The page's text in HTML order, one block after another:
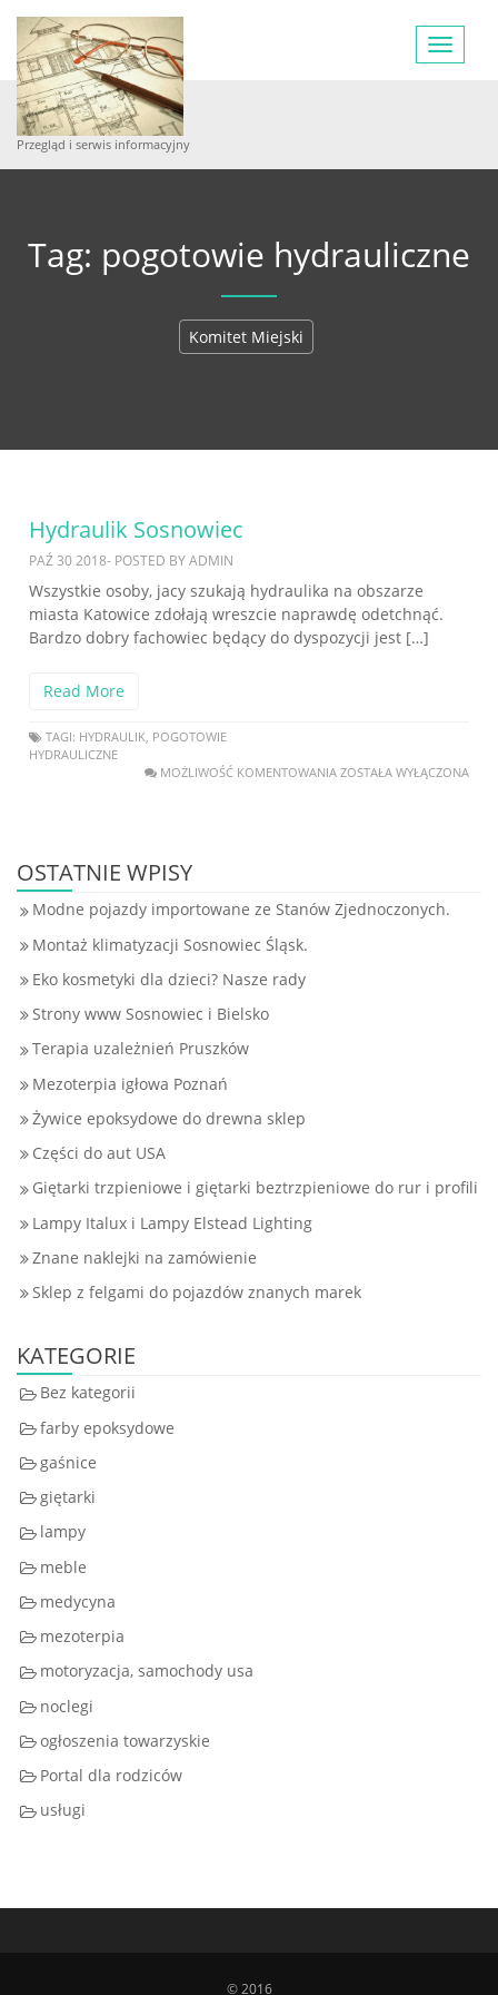
Przegląd i serwis informacyjny
Toggle
Tag: pogotowie hydrauliczne
Komitet Miejski
Hydraulik Sosnowiec
PAŹ 30 2018- POSTED BY ADMIN
Wszystkie osoby, jacy szukają hydraulika na obszarze
miasta Katowice zdołają wreszcie naprawdę odetchnąć.
Bardzo dobry fachowiec będący do dyspozycji jest […]
Read More
TAGI: HYDRAULIK, POGOTOWIE
HYDRAULICZNE
MOŻLIWOŚĆ KOMENTOWANIA ZOSTAŁA WYŁĄCZONA
OSTATNIE WPISY
Modne pojazdy importowane ze Stanów Zjednoczonych.
Montaż klimatyzacji Sosnowiec Śląsk.
Eko kosmetyki dla dzieci? Nasze rady
Strony www Sosnowiec i Bielsko
Terapia uzależnień Pruszków
Mezoterpia igłowa Poznań
Żywice epoksydowe do drewna sklep
Części do aut USA
Giętarki trzpieniowe i giętarki beztrzpieniowe do rur i profili
Lampy Italux i Lampy Elstead Lighting
Znane naklejki na zamówienie
Sklep z felgami do pojazdów znanych marek
KATEGORIE
Bez kategorii
farby epoksydowe
gaśnice
giętarki
lampy
meble
medycyna
mezoterpia
motoryzacja, samochody usa
noclegi
ogłoszenia towarzyskie
Portal dla rodziców
usługi
© 2016